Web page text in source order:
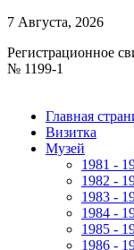
7 Августа, 2026
Регистрационное
№ 1199-1
Главная
Визитка
Музей
1981 -
1982 -
1983 -
1984 -
1985 -
1986 -